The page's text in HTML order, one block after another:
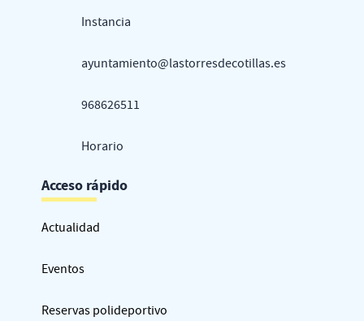
Instancia
ayuntamiento@lastorresdecotillas.es
968626511
Horario
Acceso rápido
Actualidad
Eventos
Reservas polideportivo